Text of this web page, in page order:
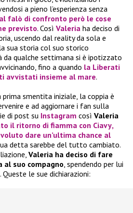
a pieno l’esperienza senza
falò di confronto però le cose
previsto. Così Valeria ha deciso di
uscendo dal reality da sola e
sua storia col suo storico
da qualche settimana si è ipotizzato
fino a quando la Liberati
avvistati insieme al mare.
prima smentita iniziale, la coppia è
e ad aggiornare i fan sulla
di post su Instagram così Valeria
il ritorno di fiamma con Ciavy,
dare un’ultima chance al
detta sarebbe del tutto cambiato.
Valeria ha deciso di fare
al suo compagno, spendendo per lui
le sue dichiarazioni: